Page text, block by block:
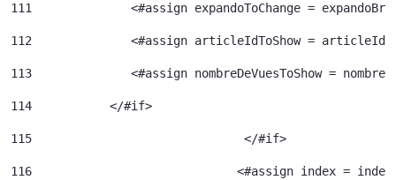
111
<#assign expandoToChange =
112
<#assign articleIdToShow =
113
<#assign nombreDeVuesToShow =
114
           </#if>
115
				 </#if>
116
<#assign index =